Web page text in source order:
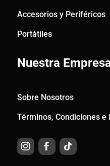
Accesorios y Periféricos
Portátiles
Nuestra
Sobre Nosotros
Términos, Condiciones